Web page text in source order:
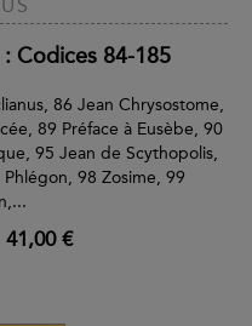
Codices 84-185
86 Jean Chrysostome,
89 Préface à Eusèbe, 90
95 Jean de Scythopolis,
98 Zosime, 99
41,00 €